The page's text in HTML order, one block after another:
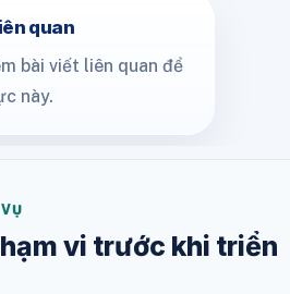
quan
bài viết liên quan để
này.
vi trước khi triển